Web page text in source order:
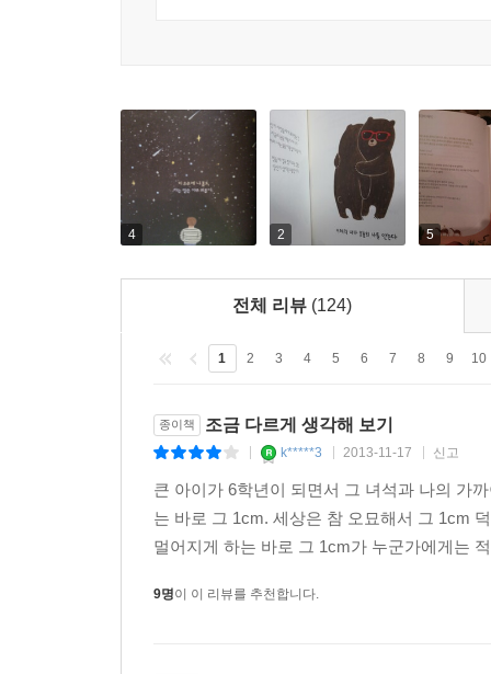
하나. 밥은 꼭꼭 씹어 드시고 《1cm+》는 당신의
둘. 무방비 상태일수록 좋습니다. 《1cm+》에서
셋. 기존의 책들은 요구하지 않았던 흥미로운
쬐어보세요”, “답은 095페이지로☞” 등이 그것입니
넷. 《1cm+》의 맨 마지막 페이지를 덮는 순간,
4 2 5
전체 리뷰 (124)
1 2 3 4 5 6 7 8 9 10
종이책 조금 다르게 생각해 보기
k*****3 2013-11-17 신고
큰 아이가 6학년이 되면서 그 녀석과 나의 가
는 바로 그 1cm. 세상은 참 오묘해서 그 1cm
멀어지게 하는 바로 그 1cm가 누군가에게는
9명이 이 리뷰를 추천합니다.